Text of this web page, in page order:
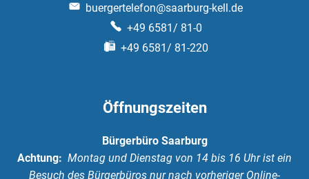
buergertelefon@saarburg-kell.de
+49 6581/ 81-0
+49 6581/ 81-220
Öffnungszeiten
Bürgerbüro Saarburg
Achtung: Montag und Dienstag von 14 bis 16 Uhr ist ein
Besuch des Bürgerbüros nur nach vorheriger Online-